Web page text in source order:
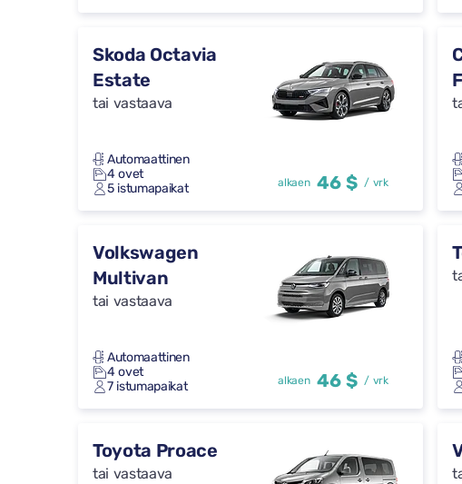
Skoda Octavia
Estate
tai vastaava
Automaattinen
4 ovet
5 istumapaikat
alkaen 46 $ / vrk
Volkswagen
Multivan
tai vastaava
Automaattinen
4 ovet
7 istumapaikat
alkaen 46 $ / vrk
Toyota Proace
tai vastaava